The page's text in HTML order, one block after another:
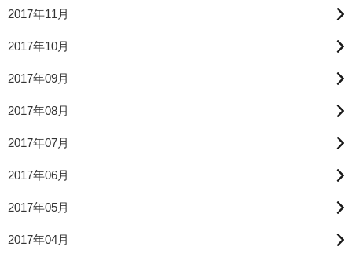
2017年11月
2017年10月
2017年09月
2017年08月
2017年07月
2017年06月
2017年05月
2017年04月